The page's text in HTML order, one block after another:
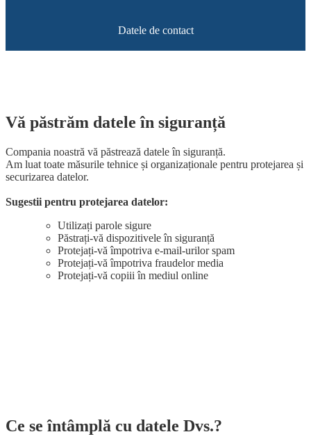
Datele de contact
Vă păstrăm datele în siguranță
Compania noastră vă păstrează datele în siguranță.
Am luat toate măsurile tehnice și organizaționale pentru protejarea și
securizarea datelor.
Sugestii pentru protejarea datelor:
Utilizați parole sigure
Păstrați-vă dispozitivele în siguranță
Protejați-vă împotriva e-mail-urilor spam
Protejați-vă împotriva fraudelor media
Protejați-vă copiii în mediul online
Ce se întâmplă cu datele Dvs.?​